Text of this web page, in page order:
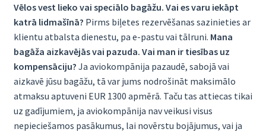
Vēlos vest lieko vai speciālo bagāžu. Vai es varu iekāpt
katrā lidmašīnā? Pirms biļetes rezervēšanas sazinieties ar
klientu atbalsta dienestu, pa e-pastu vai tālruni. Mana
bagāža aizkavējās vai pazuda. Vai man ir tiesības uz
kompensāciju? Ja aviokompānija pazaudē, sabojā vai
aizkavē jūsu bagāžu, tā var jums nodrošināt maksimālo
atmaksu aptuveni EUR 1300 apmērā. Taču tas attiecas tikai
uz gadījumiem, ja aviokompānija nav veikusi visus
nepieciešamos pasākumus, lai novērstu bojājumus, vai ja